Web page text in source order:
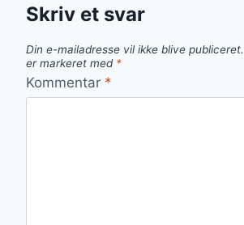
Skriv et svar
Din e-mailadresse vil ikke blive publiceret.
er markeret med *
Kommentar *